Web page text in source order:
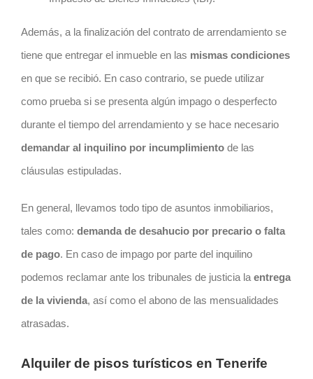
Además, a la finalización del contrato de arrendamiento se
tiene que entregar el inmueble en las mismas condiciones
en que se recibió. En caso contrario, se puede utilizar
como prueba si se presenta algún impago o desperfecto
durante el tiempo del arrendamiento y se hace necesario
demandar al inquilino por incumplimientode las
cláusulas estipuladas.
En general, llevamos todo tipo de asuntos inmobiliarios,
tales como: demanda de desahucio por precario o falta
de pago. En caso de impago por parte del inquilino
podemos reclamar ante los tribunales de justicia la entrega
de la vivienda, así como el abono de las mensualidades
atrasadas.
Alquiler de pisos turísticos en Tenerife